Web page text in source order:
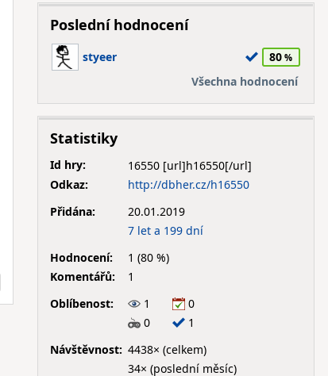
Poslední hodnocení
styeer
80
Všechna hodnocení
Statistiky
Id hry:
16550
Odkaz:
http://dbher.cz/h16550
Přidána:
20.01.2019
7 let a 199 dní
Hodnocení:
1 (80 %)
Komentářů:
1
Oblíbenost:
1
0
0
1
Návštěvnost: 4438× (celkem)
34× (poslední měsíc)